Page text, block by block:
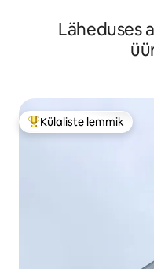
Läheduses
Külaliste suur lemmik
Külaliste lemmik